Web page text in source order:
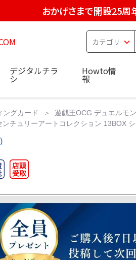
おかげさまで開設25周
デジタルチラ
シ
Howto情
報
ングカード
遊戯王OCG デュエルモ
チュリーアートコレクション 13BOX